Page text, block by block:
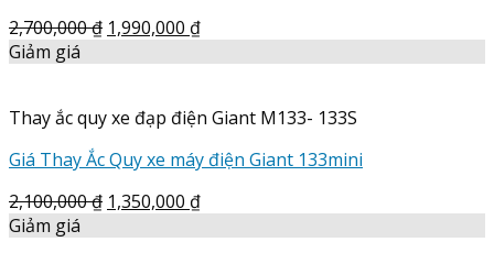
2,700,000₫ 1,990,000 ₫
Giảm giá
Thay ắc quy xe đạp điện Giant M133- 133S
Giá Thay Ắc Quy xe máy điện Giant 133mini
2,100,000₫ 1,350,000 ₫
Giảm giá